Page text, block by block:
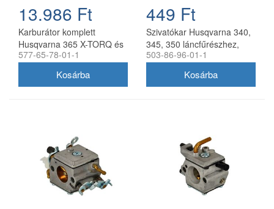
13.986 Ft
Karburátor komplett
Husqvarna 365 X-TORQ és
372 XTORQ-hoz,
577-65-78-01-1
449 Ft
Szivatókar Husqvarna 340,
345, 350 láncfűrészhez,
utángyártott
503-86-96-01-1